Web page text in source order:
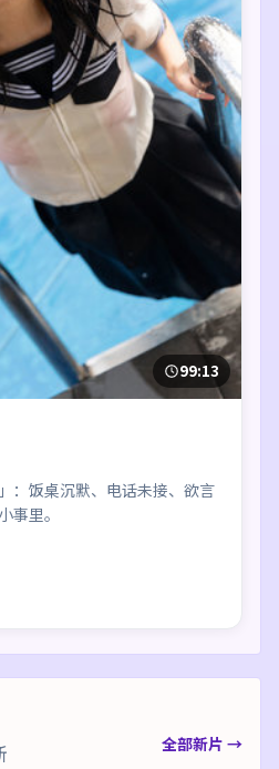
99:13
：饭桌沉默、电话未接、欲言
事里。
全部新片 →